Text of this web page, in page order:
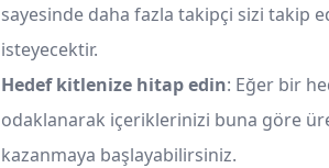
sayesinde daha fazla takipçi sizi takip
isteyecektir.
Hedef kitlenize hitap edin: Eğer bir
odaklanarak içeriklerinizi buna göre
kazanmaya başlayabilirsiniz.